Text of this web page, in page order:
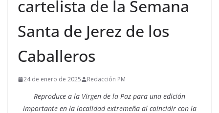
cartelista de la Semana
Santa de Jerez de los
Caballeros
24 de enero de 2025 Redacción PM
Reproduce a la Virgen de la Paz para una edición
importante en la localidad extremeña al coincidir con la